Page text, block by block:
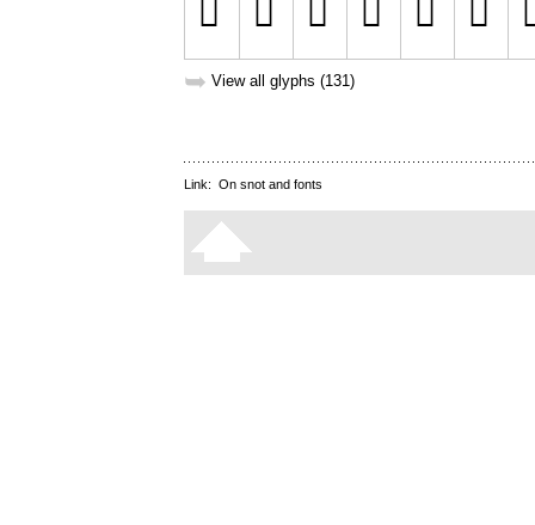
➥ View all glyphs (131)
Link: On snot and fonts